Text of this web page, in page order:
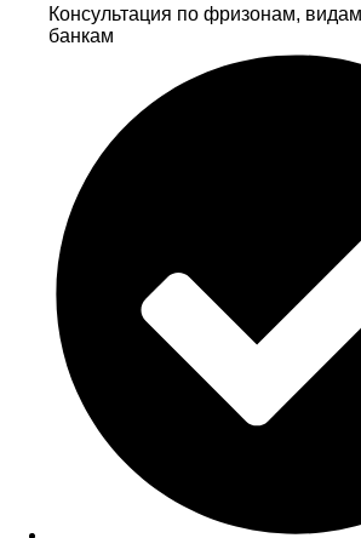
Консультация по фризонам,
банкам